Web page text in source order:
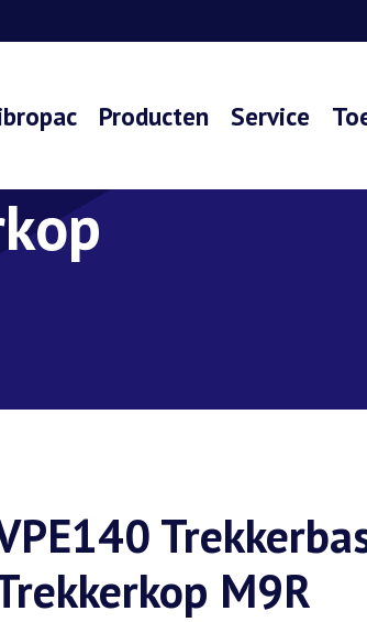
Producten Service
M9R